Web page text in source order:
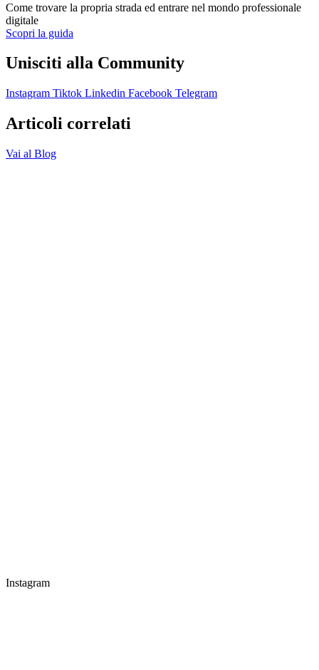
Come trovare la propria strada ed entrare nel mondo professionale
digitale
Scopri la guida
Unisciti alla Community
Instagram Tiktok Linkedin Facebook Telegram
Articoli correlati
Vai al Blog
Instagram